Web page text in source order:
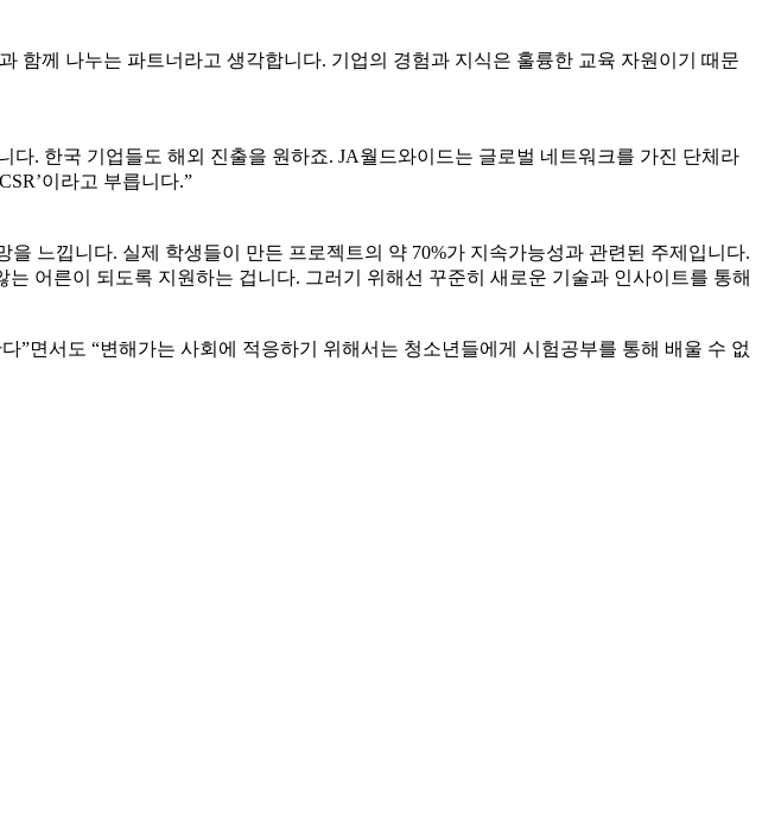
함께 나누는 파트너라고 생각합니다. 기업의 경험과 지식은 훌륭한 교육 자원이기 때문
. 한국 기업들도 해외 진출을 원하죠. JA월드와이드는 글로벌 네트워크를 가진 단체라
이라고 부릅니다.”
느낍니다. 실제 학생들이 만든 프로젝트의 약 70%가 지속가능성과 관련된 주제입니다.
어른이 되도록 지원하는 겁니다. 그러기 위해선 꾸준히 새로운 기술과 인사이트를 통해
면서도 “변해가는 사회에 적응하기 위해서는 청소년들에게 시험공부를 통해 배울 수 없